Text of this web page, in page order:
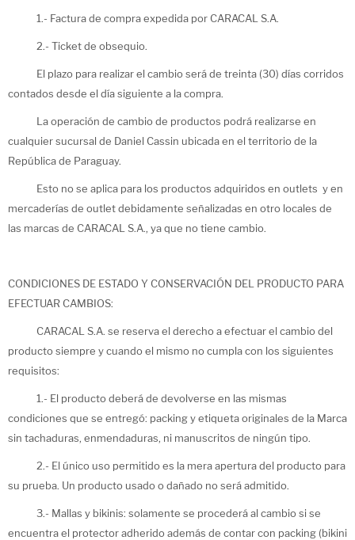
1.- Factura de compra expedida por CARACAL S.A.
2.- Ticket de obsequio.
El plazo para realizar el cambio será de treinta (30) días corridos
contados desde el día siguiente a la compra.
La operación de cambio de productos podrá realizarse en
cualquier sucursal de Daniel Cassin ubicada en el territorio de la
República de Paraguay.
Esto no se aplica para los productos adquiridos en outlets y en
mercaderías de outlet debidamente señalizadas en otro locales de
las marcas de CARACAL S.A., ya que no tiene cambio.
CONDICIONES DE ESTADO Y CONSERVACIÓN DEL PRODUCTO PARA
EFECTUAR CAMBIOS:
CARACAL S.A. se reserva el derecho a efectuar el cambio del
producto siempre y cuando el mismo no cumpla con los siguientes
requisitos:
1.- El producto deberá de devolverse en las mismas
condiciones que se entregó: packing y etiqueta originales de la Marca
sin tachaduras, enmendaduras, ni manuscritos de ningún tipo.
2.- El único uso permitido es la mera apertura del producto para
su prueba. Un producto usado o dañado no será admitido.
3.- Mallas y bikinis: solamente se procederá al cambio si se
encuentra el protector adherido además de contar con packing (bikini